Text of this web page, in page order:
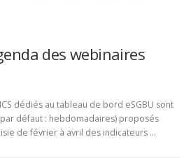
des webinaires
dédiés au tableau de bord eSGBU sont
défaut : hebdomadaires) proposés
de février à avril des indicateurs …